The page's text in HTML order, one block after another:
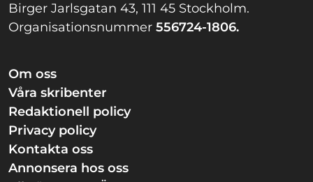
Birger Jarlsgatan 43, 111 45 Stockholm.
Organisationsnummer 556724-1806.
Om oss
Våra skribenter
Redaktionell policy
Privacy policy
Kontakta oss
Annonsera hos oss